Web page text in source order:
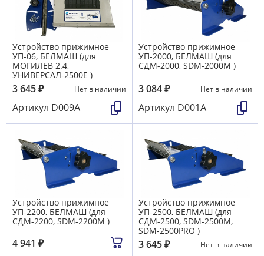
Устройство прижимное
УП-06, БЕЛМАШ (для
МОГИЛЕВ 2.4,
УНИВЕРСАЛ-2500Е )
3 645₽ Нет в наличии
Артикул D009A
Устройство прижимное
УП-2000, БЕЛМАШ (для
СДМ-2000, SDM-2000M )
3 084₽ Нет в наличии
Артикул D001A
Устройство прижимное
УП-2200, БЕЛМАШ (для
СДМ-2200, SDM-2200M )
4 941 ₽
Устройство прижимное
УП-2500, БЕЛМАШ (для
СДМ-2500, SDM-2500M,
SDM-2500PRO )
3 645₽ Нет в наличии